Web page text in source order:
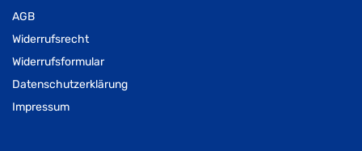
AGB
Widerrufsrecht
Widerrufsformular
Datenschutzerklärung
Impressum